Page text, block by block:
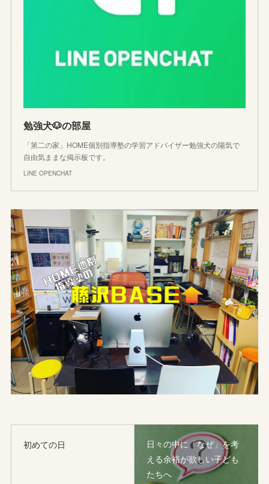
勉強犬🐶の部屋
「第二の家」HOME個別指導塾の学習アドバイザー勉強犬の陽気で
自由気ままな掲示板です。
LINE OPENCHAT
初めての日
日々の中に「なぜ」を考
える余裕が欲しい子ども
たちへ